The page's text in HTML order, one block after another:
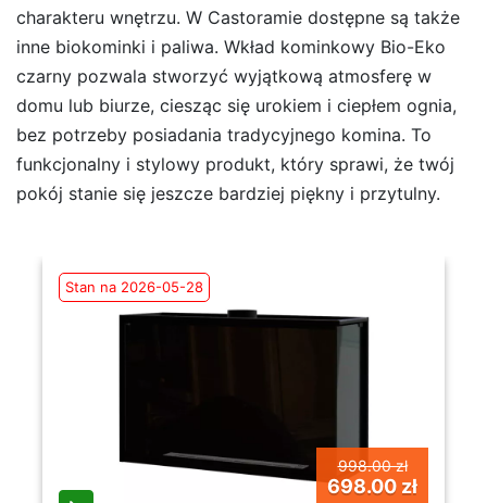
charakteru wnętrzu. W Castoramie dostępne są także
inne biokominki i paliwa. Wkład kominkowy Bio-Eko
czarny pozwala stworzyć wyjątkową atmosferę w
domu lub biurze, ciesząc się urokiem i ciepłem ognia,
bez potrzeby posiadania tradycyjnego komina. To
funkcjonalny i stylowy produkt, który sprawi, że twój
pokój stanie się jeszcze bardziej piękny i przytulny.
Stan na 2026-05-28
998.00 zł
698.00 zł